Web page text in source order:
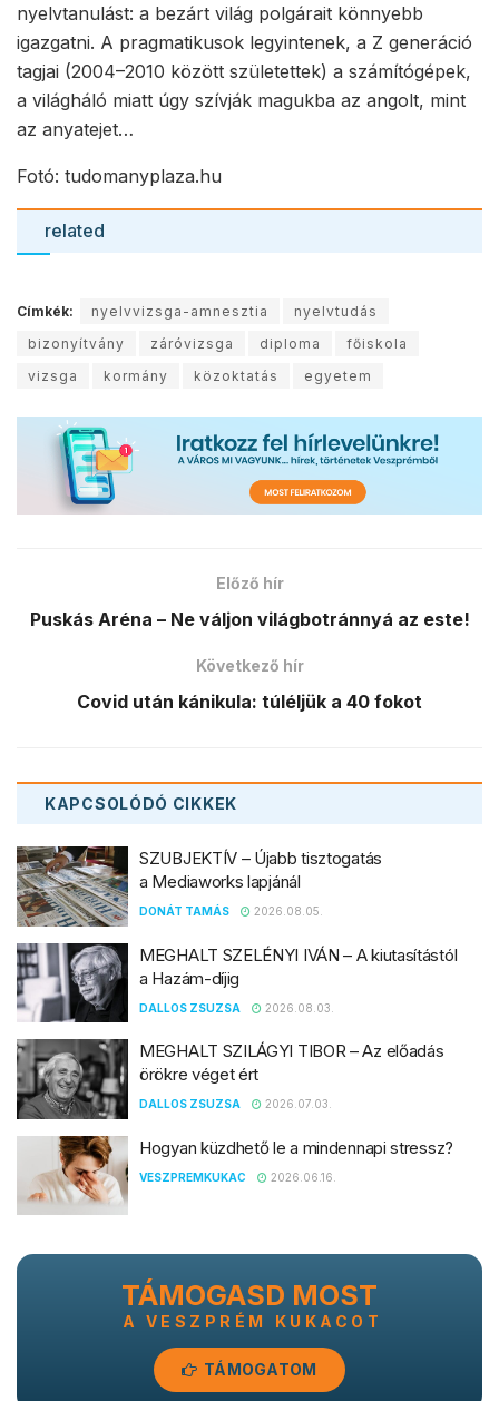
nyelvtanulást: a bezárt világ polgárait könnyebb
igazgatni. A pragmatikusok legyintenek, a Z generáció
tagjai (2004–2010 között születettek) a számítógépek,
a világháló miatt úgy szívják magukba az angolt, mint
az anyatejet…
Fotó: tudomanyplaza.hu
related
Címkék: nyelvvizsga-amnesztia
nyelvtudás
bizonyítvány
záróvizsga diploma
főiskola
vizsga
kormány közoktatás egyetem
Előző hír
Puskás Aréna – Ne váljon világbotránnyá az este!
Következő hír
Covid után kánikula: túléljük a 40 fokot
KAPCSOLÓDÓ CIKKEK
SZUBJEKTÍV – Újabb tisztogatás
a Mediaworks lapjánál
DONÁT TAMÁS 2026.08.05.
MEGHALT SZELÉNYI IVÁN – A kiutasítástól
a Hazám-díjig
DALLOS ZSUZSA 2026.08.03.
MEGHALT SZILÁGYI TIBOR – Az előadás
örökre véget ért
DALLOS ZSUZSA 2026.07.03.
Hogyan küzdhető le a mindennapi stressz?
VESZPREMKUKAC 2026.06.16.
TÁMOGASD MOST
A VESZPRÉM KUKACOT
TÁMOGATOM